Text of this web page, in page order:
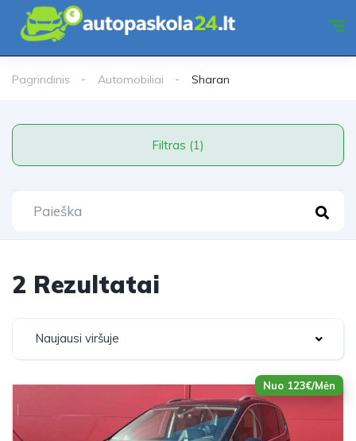
Pagrindinis Automobiliai Sharan
Filtras (1)
2 Rezultatai
Naujausi viršuje
Nuo 123€/Mėn